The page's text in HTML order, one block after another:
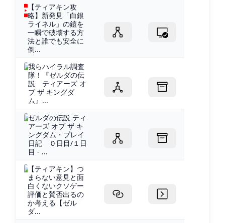
【ティアキン攻
略】新発見「白銀
ライネル」の鎧を
一瞬で破壊する方
法と誰でも安全に
倒...
我らハイラル調査
隊！『ゼルダの伝
説 ティアーズ オ
ブ ザ キングダ
ム』...
ゼルダの伝説 ティ
アーズ オブ ザ キ
ングダム・プレイ
日記 ０日目/１日
目 - ...
【ティアキン】つ
まらない意見と面
白くないクソゲー
評価と賛否出るの
か考える【ゼル
ダ...